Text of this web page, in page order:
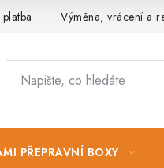
Výměna, vrácení a
PŘEPRAVNÍ BOXY